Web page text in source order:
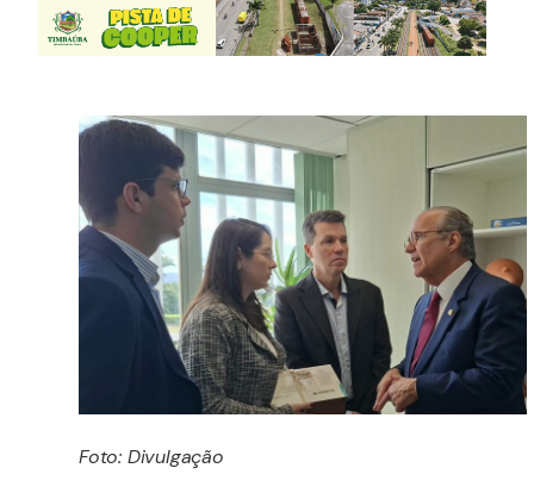
Foto: Divulgação